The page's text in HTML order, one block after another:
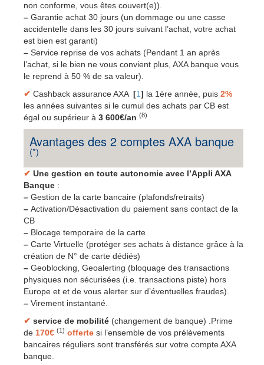
non conforme, vous êtes couvert(e)).
– Garantie achat 30 jours (un dommage ou une casse
accidentelle dans les 30 jours suivant l’achat, votre achat
est bien est garanti)
– Service reprise de vos achats (Pendant 1 an après
l’achat, si le bien ne vous convient plus, AXA banque vous
le reprend à 50 % de sa valeur).
✔ Cashback assurance AXA [1] la 1ère année, puis 2%
les années suivantes si le cumul des achats par CB est
égal ou supérieur à 3 600€/an (8)
Avantages des 2 comptes AXA banque
(*)
✔ Une gestion en toute autonomie avec l’Appli AXA
Banque :
– Gestion de la carte bancaire (plafonds/retraits)
– Activation/Désactivation du paiement sans contact de la
CB
– Blocage temporaire de la carte
– Carte Virtuelle (protéger ses achats à distance grâce à la
création de N° de carte dédiés)
– Geoblocking, Geoalerting (bloquage des transactions
physiques non sécurisées (i.e. transactions piste) hors
Europe et et de vous alerter sur d’éventuelles fraudes).
– Virement instantané.
✔ service de mobilité (changement de banque) .Prime
de 170€ (1) offerte si l’ensemble de vos prélèvements
bancaires réguliers sont transférés sur votre compte AXA
banque.